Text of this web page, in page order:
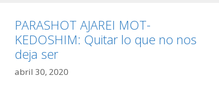
PARASHOT AJAREI MOT-
KEDOSHIM: Quitar lo que no nos
deja ser
abril 30, 2020